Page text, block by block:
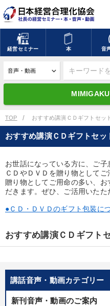
経営セミナー 本 音
キーワードを入力して
デジタル版対応のみ検索
search 上
全国経営者セミナー講演収録物（
ます
カテゴリー
優秀各社の智恵と戦略 事
リーダーの器量を学ぶ
TOP おすすめ講演ＣＤギフトセット
講話音声・動画カテゴリー
新刊音声・動画のご案内
おすすめ講演ＣＤギフトセッ
お世話になっている方に、ご子
ＣＤやＤＶＤを贈り物として
贈り物としてご用命の多い、
だきます。ぜひ、ご活用いたた
●ＣＤ・ＤＶＤのギフト包装に
おすすめ講演ＣＤギフト